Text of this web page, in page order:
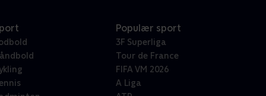
Populær sport
3F Superliga
Tour de France
FIFA VM 2026
A Liga